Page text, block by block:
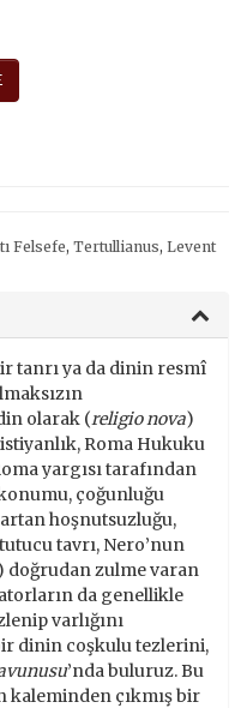
Felsefe, Tertullianus, Levent
tanrı ya da dinin resmî
olarak (religio nova)
Roma Hukuku
yargısı tarafından
çoğunluğu
hoşnutsuzluğu,
tavrı, Nero’nun
doğrudan zulme varan
da genellikle
varlığını
dinin coşkulu tezlerini,
’nda buluruz. Bu
kaleminden çıkmış bir